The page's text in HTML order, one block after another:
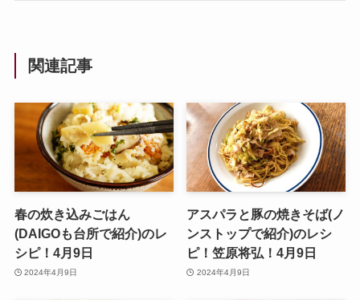
関連記事
春の炊き込みごはん
(DAIGOも台所で紹介)のレ
シピ！4月9日
2024年4月9日
アスパラと豚の焼きそば(ノ
ンストップで紹介)のレシ
ピ！笠原将弘！4月9日
2024年4月9日